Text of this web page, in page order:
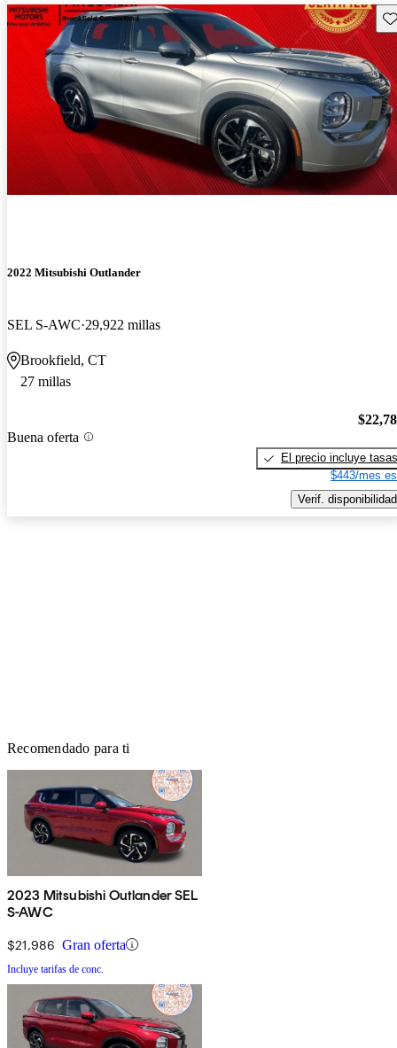
2022 Mitsubishi Outlander
SEL S-AWC 29,922 millas
Brookfield, CT
27 millas
Buena oferta
El precio incluye tasas
$443/mes
Verif. disponibilidad
Recomendado para ti
2023 Mitsubishi Outlander SEL
S-AWC
$21,986 Gran oferta
Incluye tarifas de conc.